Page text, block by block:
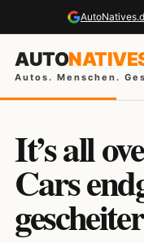
AUTO
Autos. Menschen.
It’s all
Cars